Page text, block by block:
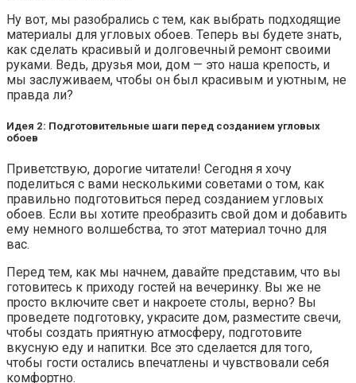
Ну вот, мы разобрались с тем, как выбрать подходящие
материалы для угловых обоев. Теперь вы будете знать,
как сделать красивый и долговечный ремонт своими
руками. Ведь, друзья мои, дом — это наша крепость, и
мы заслуживаем, чтобы он был красивым и уютным, не
правда ли?
Идея 2: Подготовительные шаги перед созданием угловых
обоев
Приветствую, дорогие читатели! Сегодня я хочу
поделиться с вами несколькими советами о том, как
правильно подготовиться перед созданием угловых
обоев. Если вы хотите преобразить свой дом и добавить
ему немного волшебства, то этот материал точно для
вас.
Перед тем, как мы начнем, давайте представим, что вы
готовитесь к приходу гостей на вечеринку. Вы же не
просто включите свет и накроете столы, верно? Вы
проведете подготовку, украсите дом, разместите свечи,
чтобы создать приятную атмосферу, подготовите
вкусную еду и напитки. Все это сделается для того,
чтобы гости остались впечатлены и чувствовали себя
комфортно.